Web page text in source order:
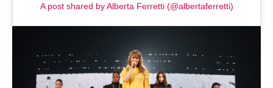
A post shared by Alberta Ferretti (@albertaferretti)